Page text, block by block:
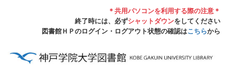
＊共用パソコンを利用する際の注意＊
終了時には、必ずシャットダウンをしてください
図書館ＨＰのログイン・ログアウト状態の確認はこちらから